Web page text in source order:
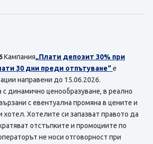
Кампания„Плати депозит 30% при
30 дни преди отпътуване“е
направени до 15.06.2026.
динамично ценообразуване, в реално
с евентуална промяна в цените и
хотел. Хотелите си запазват правото да
отстъпките и промоциите по
не носи отговорност при